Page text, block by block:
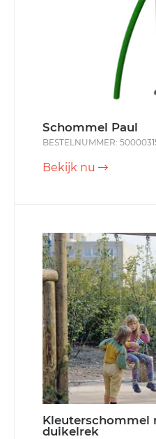
Schommel Paul
BESTELNUMMER:
Bekijk nu
Kleuterschommel
duikelrek